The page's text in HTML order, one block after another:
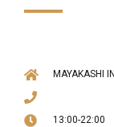
MAYAKASHI
13:00-22:00